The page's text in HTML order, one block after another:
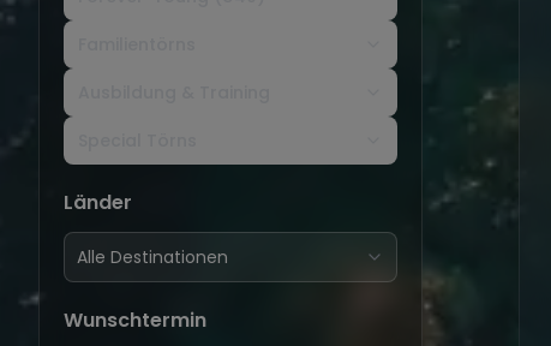
Länder
Alle Destinationen
Wunschtermin